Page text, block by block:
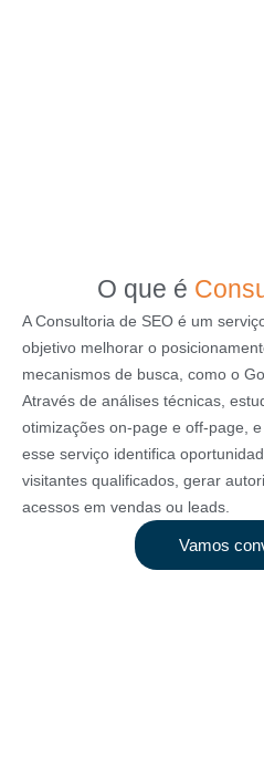
O que é
A Consultoria de SEO é um
objetivo melhorar o
mecanismos de busca, como o
Através de análises técnicas,
otimizações on-page e off-page,
esse serviço identifica
visitantes qualificados, gerar
acessos em vendas ou leads.
Vamos